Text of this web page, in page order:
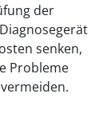
der
senken,
Probleme